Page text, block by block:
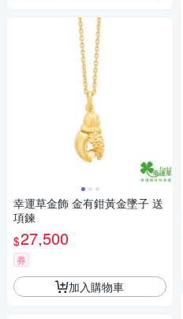
幸運草金飾 金有鉗黃金墜子 送
項鍊
$27,500
券
加入購物車